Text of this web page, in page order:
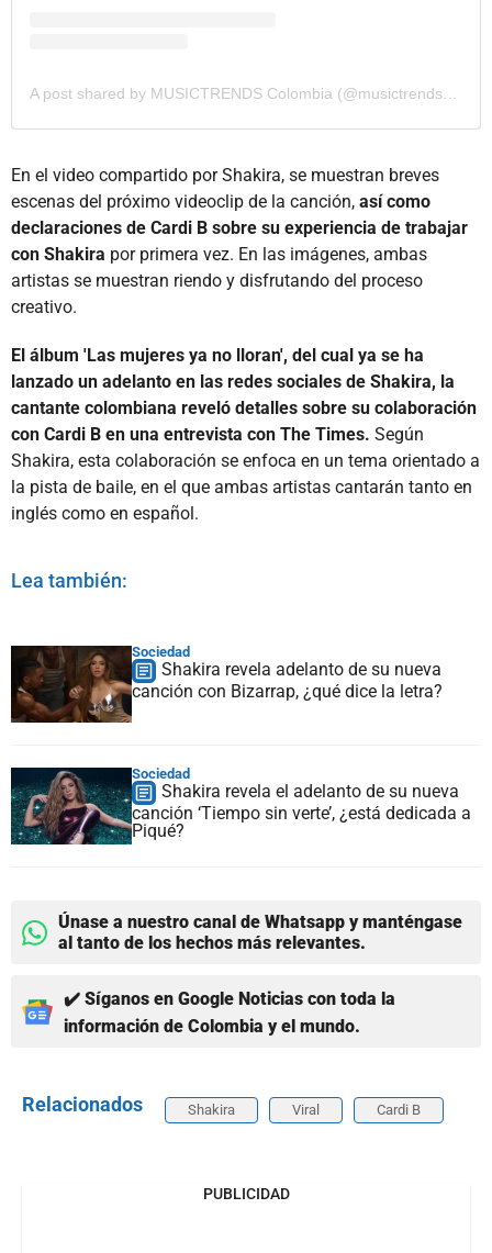
A post shared by MUSICTRENDS Colombia (@musictrendscol)
En el video compartido por Shakira, se muestran breves
escenas del próximo videoclip de la canción, así como
declaraciones de Cardi B sobre su experiencia de trabajar
con Shakira por primera vez. En las imágenes, ambas
artistas se muestran riendo y disfrutando del proceso
creativo.
El álbum 'Las mujeres ya no lloran', del cual ya se ha
lanzado un adelanto en las redes sociales de Shakira, la
cantante colombiana reveló detalles sobre su colaboración
con Cardi B en una entrevista con The Times. Según
Shakira, esta colaboración se enfoca en un tema orientado a
la pista de baile, en el que ambas artistas cantarán tanto en
inglés como en español.
Lea también:
Sociedad
Shakira revela adelanto de su nueva
canción con Bizarrap, ¿qué dice la letra?
Sociedad
Shakira revela el adelanto de su nueva
canción ‘Tiempo sin verte’, ¿está dedicada a
Piqué?
Únase a nuestro canal de Whatsapp y manténgase
al tanto de los hechos más relevantes.
✔️ Síganos en Google Noticias con toda la
información de Colombia y el mundo.
Relacionados Shakira Viral Cardi B
PUBLICIDAD